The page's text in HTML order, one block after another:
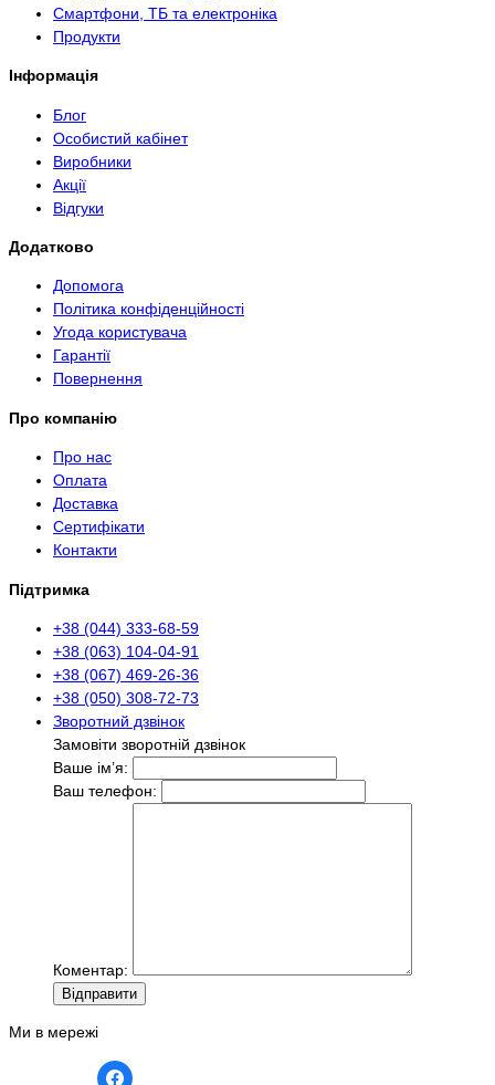
Смартфони, ТБ та електроніка
Продукти
Інформація
Блог
Особистий кабінет
Виробники
Акції
Відгуки
Додатково
Допомога
Політика конфіденційності
Угода користувача
Гарантії
Повернення
Про компанію
Про нас
Оплата
Доставка
Сертифікати
Контакти
Підтримка
+38 (044) 333-68-59
+38 (063) 104-04-91
+38 (067) 469-26-36
+38 (050) 308-72-73
Зворотний дзвінок
Замовіти зворотній дзвінок
Ваше ім’я:
Ваш телефон:
Коментар:
Вiдправити
Ми в мережі